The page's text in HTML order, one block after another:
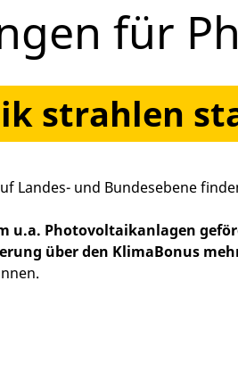
für
strahlen
Landes- und Bundesebene
u.a. Photovoltaikanlagen
über den KlimaBonus